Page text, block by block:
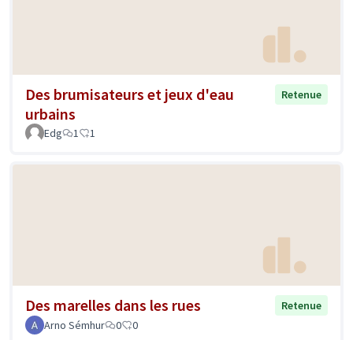
Des brumisateurs et jeux d'eau
urbains
Retenue
Edg 1 1
Des marelles dans les rues
Retenue
Arno Sémhur
0 0